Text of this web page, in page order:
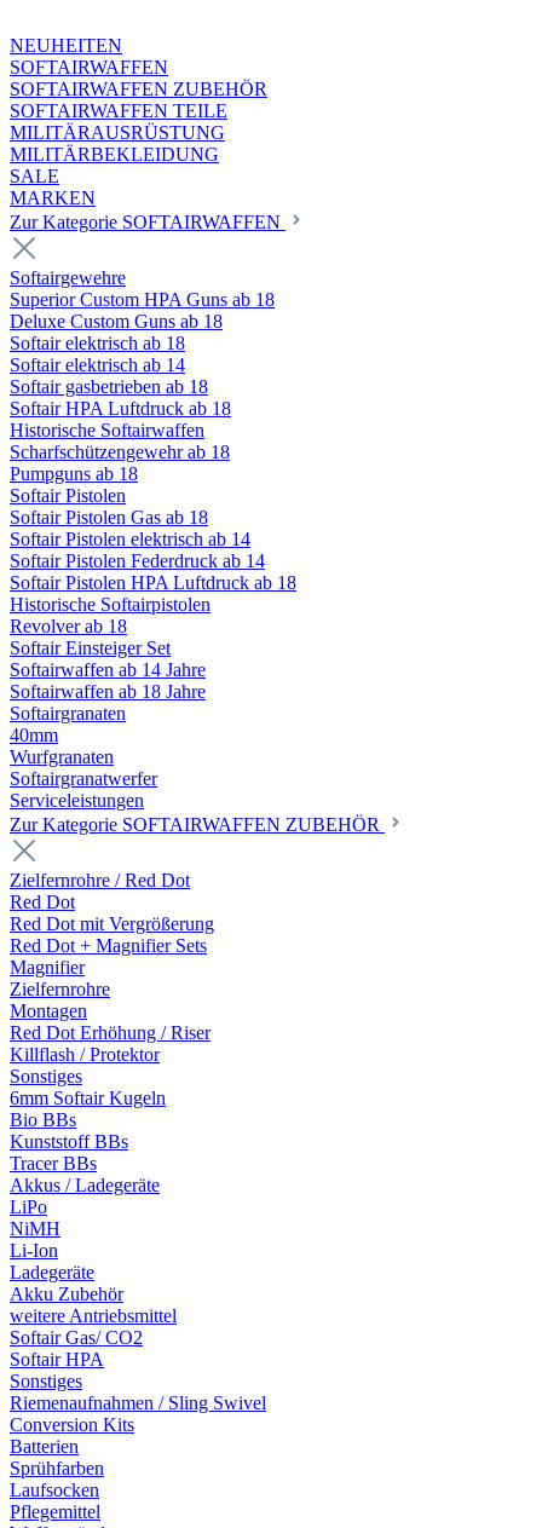
NEUHEITEN
SOFTAIRWAFFEN
SOFTAIRWAFFEN ZUBEHÖR
SOFTAIRWAFFEN TEILE
MILITÄRAUSRÜSTUNG
MILITÄRBEKLEIDUNG
SALE
MARKEN
Zur Kategorie SOFTAIRWAFFEN
Softairgewehre
Superior Custom HPA Guns ab 18
Deluxe Custom Guns ab 18
Softair elektrisch ab 18
Softair elektrisch ab 14
Softair gasbetrieben ab 18
Softair HPA Luftdruck ab 18
Historische Softairwaffen
Scharfschützengewehr ab 18
Pumpguns ab 18
Softair Pistolen
Softair Pistolen Gas ab 18
Softair Pistolen elektrisch ab 14
Softair Pistolen Federdruck ab 14
Softair Pistolen HPA Luftdruck ab 18
Historische Softairpistolen
Revolver ab 18
Softair Einsteiger Set
Softairwaffen ab 14 Jahre
Softairwaffen ab 18 Jahre
Softairgranaten
40mm
Wurfgranaten
Softairgranatwerfer
Serviceleistungen
Zur Kategorie SOFTAIRWAFFEN ZUBEHÖR
Zielfernrohre / Red Dot
Red Dot
Red Dot mit Vergrößerung
Red Dot + Magnifier Sets
Magnifier
Zielfernrohre
Montagen
Red Dot Erhöhung / Riser
Killflash / Protektor
Sonstiges
6mm Softair Kugeln
Bio BBs
Kunststoff BBs
Tracer BBs
Akkus / Ladegeräte
LiPo
NiMH
Li-Ion
Ladegeräte
Akku Zubehör
weitere Antriebsmittel
Softair Gas/ CO2
Softair HPA
Sonstiges
Riemenaufnahmen / Sling Swivel
Conversion Kits
Batterien
Sprühfarben
Laufsocken
Pflegemittel